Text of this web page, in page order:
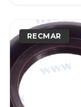
RECMAR